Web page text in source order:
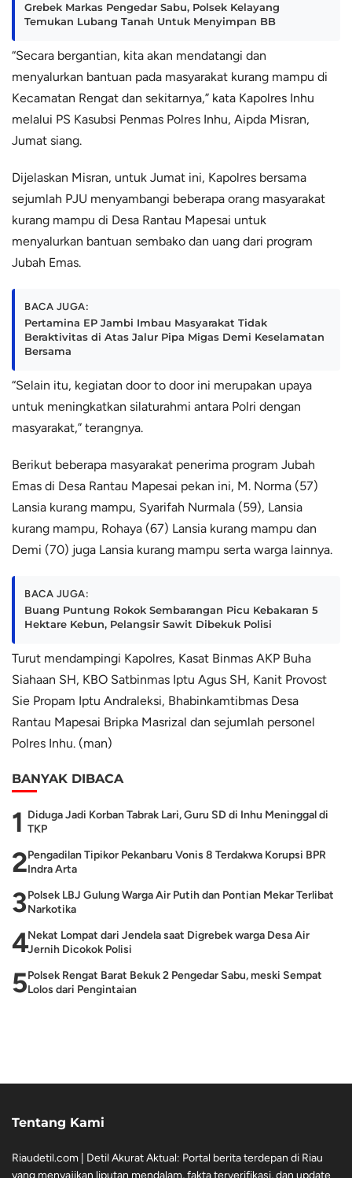
Grebek Markas Pengedar Sabu, Polsek Kelayang
Temukan Lubang Tanah Untuk Menyimpan BB
“Secara bergantian, kita akan mendatangi dan
menyalurkan bantuan pada masyarakat kurang mampu di
Kecamatan Rengat dan sekitarnya,” kata Kapolres Inhu
melalui PS Kasubsi Penmas Polres Inhu, Aipda Misran,
Jumat siang.
Dijelaskan Misran, untuk Jumat ini, Kapolres bersama
sejumlah PJU menyambangi beberapa orang masyarakat
kurang mampu di Desa Rantau Mapesai untuk
menyalurkan bantuan sembako dan uang dari program
Jubah Emas.
BACA JUGA:
Pertamina EP Jambi Imbau Masyarakat Tidak
Beraktivitas di Atas Jalur Pipa Migas Demi Keselamatan
Bersama
“Selain itu, kegiatan door to door ini merupakan upaya
untuk meningkatkan silaturahmi antara Polri dengan
masyarakat,” terangnya.
Berikut beberapa masyarakat penerima program Jubah
Emas di Desa Rantau Mapesai pekan ini, M. Norma (57)
Lansia kurang mampu, Syarifah Nurmala (59), Lansia
kurang mampu, Rohaya (67) Lansia kurang mampu dan
Demi (70) juga Lansia kurang mampu serta warga lainnya.
BACA JUGA:
Buang Puntung Rokok Sembarangan Picu Kebakaran 5
Hektare Kebun, Pelangsir Sawit Dibekuk Polisi
Turut mendampingi Kapolres, Kasat Binmas AKP Buha
Siahaan SH, KBO Satbinmas Iptu Agus SH, Kanit Provost
Sie Propam Iptu Andraleksi, Bhabinkamtibmas Desa
Rantau Mapesai Bripka Masrizal dan sejumlah personel
Polres Inhu. (man)
BANYAK DIBACA
1 Diduga Jadi Korban Tabrak Lari, Guru SD di Inhu Meninggal di
TKP
2Pengadilan Tipikor Pekanbaru Vonis 8 Terdakwa Korupsi BPR
Indra Arta
3Polsek LBJ Gulung Warga Air Putih dan Pontian Mekar Terlibat
Narkotika
4Nekat Lompat dari Jendela saat Digrebek warga Desa Air
Jernih Dicokok Polisi
5Polsek Rengat Barat Bekuk 2 Pengedar Sabu, meski Sempat
Lolos dari Pengintaian
Tentang Kami
Riaudetil.com | Detil Akurat Aktual: Portal berita terdepan di Riau
yang menyajikan liputan mendalam, fakta terverifikasi, dan update